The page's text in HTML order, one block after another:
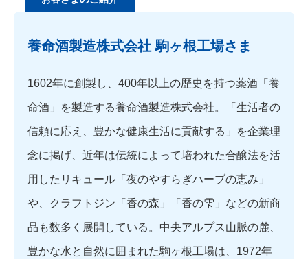
養命酒製造株式会社 駒ヶ根工場さま
1602年に創製し、400年以上の歴史を持つ薬酒「養
命酒」を製造する養命酒製造株式会社。「生活者の
信頼に応え、豊かな健康生活に貢献する」を企業理
念に掲げ、近年は伝統によって培われた合醸法を活
用したリキュール「夜のやすらぎハーブの恵み」
や、クラフトジン「香の森」「香の雫」などの新商
品も数多く展開している。中央アルプス山脈の麓、
豊かな水と自然に囲まれた駒ヶ根工場は、1972年